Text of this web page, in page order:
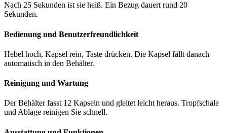
Nach 25 Sekunden ist sie heiß. Ein Bezug dauert rund 20
Sekunden.
Bedienung und Benutzerfreundlichkeit
Hebel hoch, Kapsel rein, Taste drücken. Die Kapsel fällt danach
automatisch in den Behälter.
Reinigung und Wartung
Der Behälter fasst 12 Kapseln und gleitet leicht heraus. Tropfschale
und Ablage reinigen Sie schnell.